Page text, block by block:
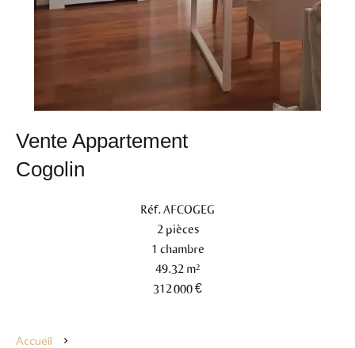
Vente Appartement
Cogolin
Réf. AFCOGEG
2 pièces
1 chambre
49.32 m²
312 000 €
Accueil